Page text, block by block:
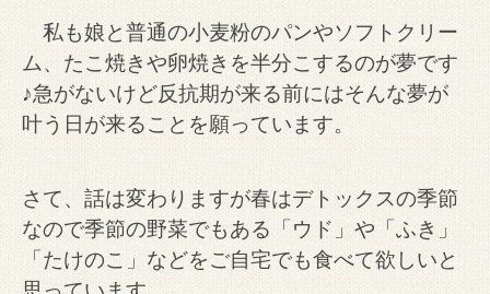
私も娘と普通の小麦粉のパンやソフトクリー
ム、たこ焼きや卵焼きを半分こするのが夢です
♪急がないけど反抗期が来る前にはそんな夢が
叶う日が来ることを願っています。
さて、話は変わりますが春はデトックスの季節
なので季節の野菜でもある「ウド」や「ふき」
「たけのこ」などをご自宅でも食べて欲しいと